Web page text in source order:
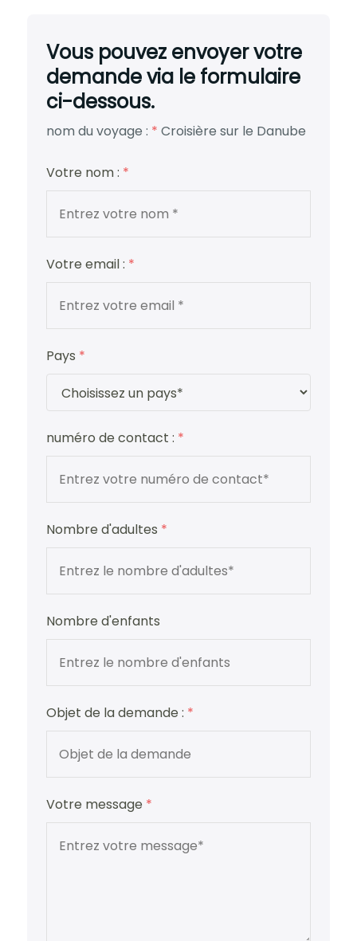
Vous pouvez envoyer votre
demande via le formulaire
ci-dessous.
nom du voyage : * Croisière sur le Danube
Votre nom : *
Votre email : *
Pays *
numéro de contact : *
Nombre d'adultes *
Nombre d'enfants
Objet de la demande : *
Votre message *